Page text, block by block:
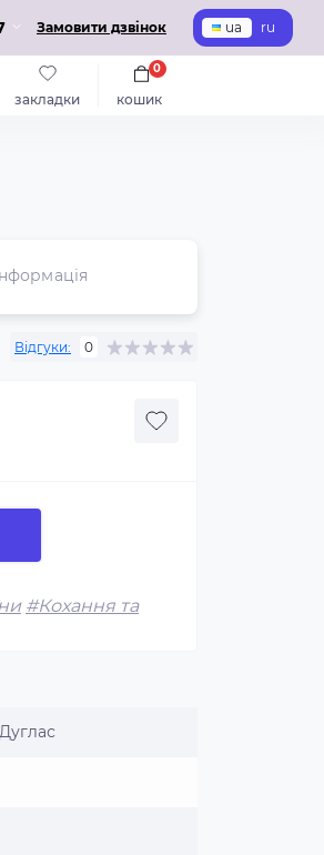
Замовити дзвінок ua ru
закладки кошик
0
Відгуки: 0
#Кохання та